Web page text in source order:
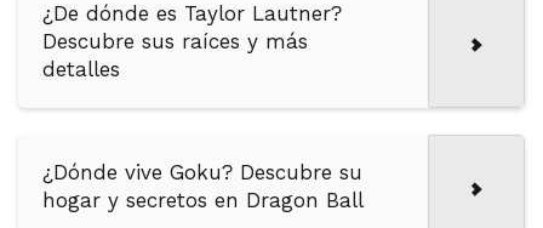
¿De dónde es Taylor Lautner?
Descubre sus raíces y más
detalles
¿Dónde vive Goku? Descubre su
hogar y secretos en Dragon Ball